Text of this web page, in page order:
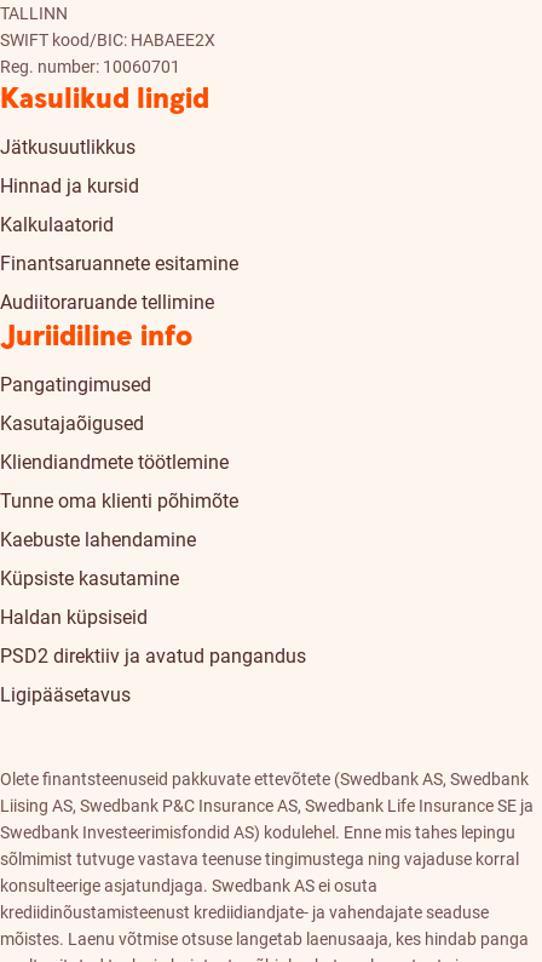
TALLINN
SWIFT kood/BIC: HABAEE2X
Reg. number: 10060701
Kasulikud lingid
Jätkusuutlikkus
Hinnad ja kursid
Kalkulaatorid
Finantsaruannete esitamine
Audiitoraruande tellimine
Juriidiline info
Pangatingimused
Kasutajaõigused
Kliendiandmete töötlemine
Tunne oma klienti põhimõte
Kaebuste lahendamine
Küpsiste kasutamine
Haldan küpsiseid
PSD2 direktiiv ja avatud pangandus
Ligipääsetavus
Olete finantsteenuseid pakkuvate ettevõtete (Swedbank AS, Swedbank
Liising AS, Swedbank P&C Insurance AS, Swedbank Life Insurance SE ja
Swedbank Investeerimisfondid AS) kodulehel. Enne mis tahes lepingu
sõlmimist tutvuge vastava teenuse tingimustega ning vajaduse korral
konsulteerige asjatundjaga. Swedbank AS ei osuta
krediidinõustamisteenust krediidiandjate- ja vahendajate seaduse
mõistes. Laenu võtmise otsuse langetab laenusaaja, kes hindab panga